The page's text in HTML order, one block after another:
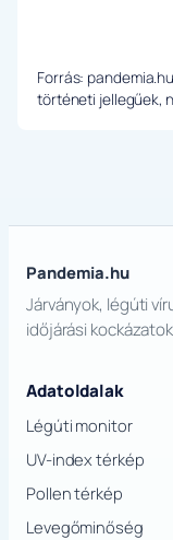
Forrás:
történeti jellegűek,
Pandemia.hu
Járványok, légúti
időjárási
Adatoldalak
Légúti monitor
UV-index térkép
Pollen térkép
Levegőminőség